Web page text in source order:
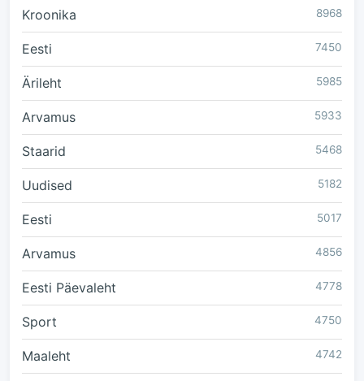
Kroonika 8968
Eesti 7450
Ärileht 5985
Arvamus 5933
Staarid 5468
Uudised 5182
Eesti 5017
Arvamus 4856
Eesti Päevaleht 4778
Sport 4750
Maaleht 4742